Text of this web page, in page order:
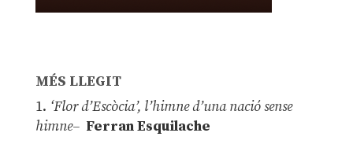
MÉS LLEGIT
1. ‘Flor d’Escòcia’, l’himne d’una nació sense
himne– Ferran Esquilache